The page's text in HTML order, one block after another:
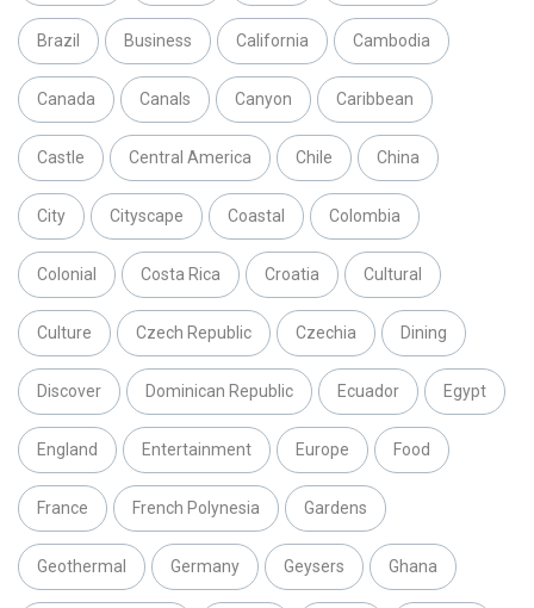
Brazil Business California Cambodia
Canada Canals Canyon Caribbean
Castle Central America Chile China
City Cityscape Coastal Colombia
Colonial Costa Rica Croatia Cultural
Culture Czech Republic Czechia Dining
Discover Dominican Republic Ecuador Egypt
England Entertainment Europe Food
France French Polynesia Gardens
Geothermal Germany Geysers Ghana